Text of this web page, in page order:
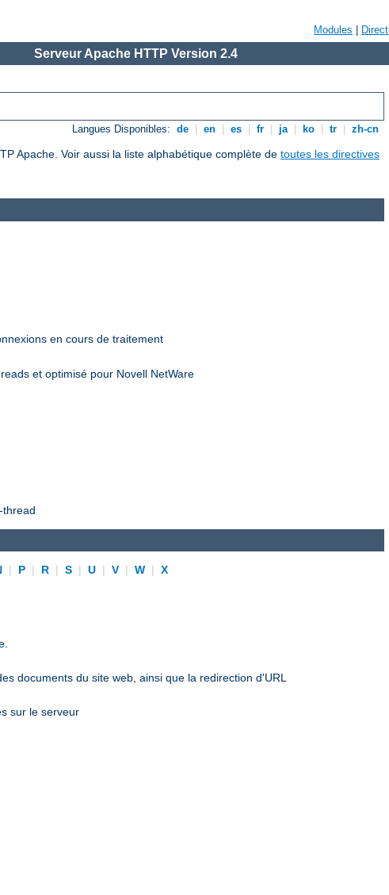
Modules
Serveur Apache HTTP Version 2.4
Langues Disponibles: de en es fr ja ko tr zh-cn
Apache. Voir aussi la liste alphabétique complète de toutes les directives
en cours de traitement
et optimisé pour Novell NetWare
thread
| P | R | S | U | V | W |
X
documents du site web, ainsi que la redirection d'URL
sur le serveur